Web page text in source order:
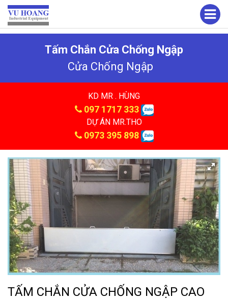
Tấm Chắn Cửa Chống Ngập
Cửa Chống Ngập
KD MR . HÙNG
097 1717 333
DỰ ÁN MR.THO
0973 395 898
TẤM CHẮN CỬA CHỐNG NGẬP CAO